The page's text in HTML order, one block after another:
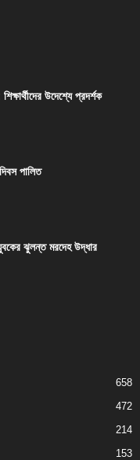
উদেশ্যে প্রদর্শক
পালিত
ঝুলন্ত মরদেহ উদ্ধার
658
472
214
153